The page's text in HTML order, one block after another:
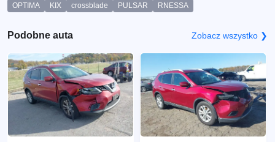
OPTIMA
KIX crossblade PULSAR RNESSA
Podobne auta Zobacz wszystko ❯